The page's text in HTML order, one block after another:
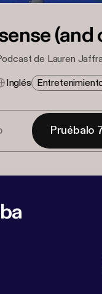
de Lauren
Inglés
Pruébalo